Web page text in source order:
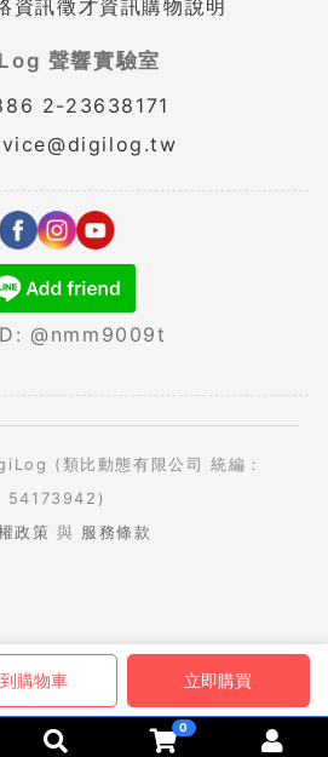
購物車 立即購買
資訊徵才資訊購物說明
聲響實驗室
2-23638171
@nmm9009t
(類比動態有限公司 統編：
54173942)
政策 與 服務條款
0